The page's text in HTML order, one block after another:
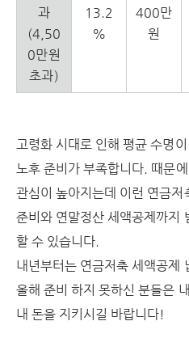
과
(4,50
0만원
초과)
13.2
%
400만
원
고령화 시대로 인해 평균 수명
노후 준비가 부족합니다. 때문
관심이 높아지는데 이런 연금
준비와 연말정산 세액공제까지
할 수 있습니다.
내년부터는 연금저축 세액공제
올해 준비 하지 못하신 분들은
내 돈을 지키시길 바랍니다!